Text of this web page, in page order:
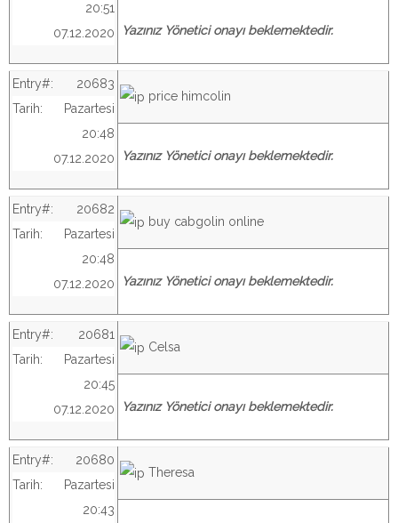
20:51
07.12.2020
Yazınız Yönetici onayı beklemektedir.
Entry#:
20683
Tarih:
Pazartesi
20:48
07.12.2020
price himcolin
Yazınız Yönetici onayı beklemektedir.
Entry#:
20682
Tarih:
Pazartesi
20:48
07.12.2020
buy cabgolin online
Yazınız Yönetici onayı beklemektedir.
Entry#:
20681
Tarih:
Pazartesi
20:45
07.12.2020
Celsa
Yazınız Yönetici onayı beklemektedir.
Entry#:
20680
Tarih:
Pazartesi
20:43
Theresa